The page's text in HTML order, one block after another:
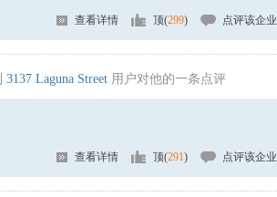
查看详情 顶(299) 点评该企业
3137 Laguna Street 用户对他的一条点评
查看详情 顶(291) 点评该企业